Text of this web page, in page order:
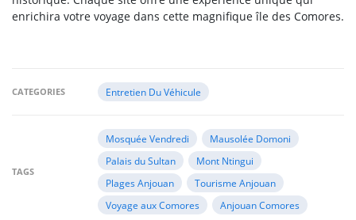
enrichira votre voyage dans cette magnifique île des Comores.
CATEGORIES Entretien Du Véhicule
TAGS
Mosquée Vendredi
Mausolée Domoni
Palais du Sultan
Mont Ntingui
Plages Anjouan
Tourisme Anjouan
Voyage aux Comores
Anjouan Comores